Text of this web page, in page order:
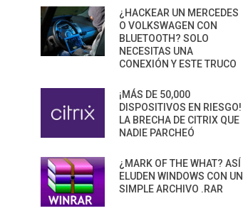
¿HACKEAR UN MERCEDES
O VOLKSWAGEN CON
BLUETOOTH? SOLO
NECESITAS UNA
CONEXIÓN Y ESTE TRUCO
¡MÁS DE 50,000
DISPOSITIVOS EN RIESGO!
LA BRECHA DE CITRIX QUE
NADIE PARCHEÓ
¿MARK OF THE WHAT? ASÍ
ELUDEN WINDOWS CON UN
SIMPLE ARCHIVO .RAR